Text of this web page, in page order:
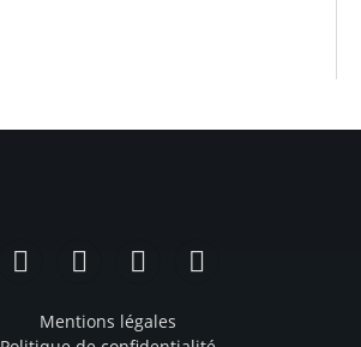
FacebookInstagramTikTok YouTube
Mentions légales